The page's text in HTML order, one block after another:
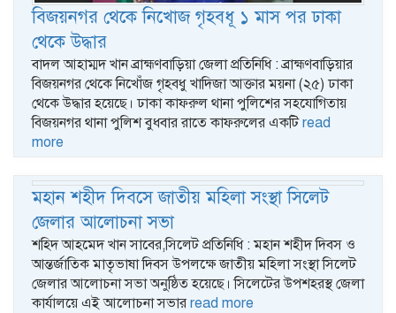
বিজয়নগর থেকে নিখোজ গৃহবধূ ১ মাস পর ঢাকা
থেকে উদ্ধার
বাদল আহাম্মদ খান ব্রাহ্মণবাড়িয়া জেলা প্রতিনিধি : ব্রাহ্মণবাড়িয়ার
বিজয়নগর থেকে নিখোঁজ গৃহবধু খাদিজা আক্তার ময়না (২৫) ঢাকা
থেকে উদ্ধার হয়েছে। ঢাকা কাফরুল থানা পুলিশের সহযোগিতায়
বিজয়নগর থানা পুলিশ বুধবার রাতে কাফরুলের একটিread
more
মহান শহীদ দিবসে জাতীয় মহিলা সংস্থা সিলেট
জেলার আলোচনা সভা
শহিদ আহমেদ খান সাবের,সিলেট প্রতিনিধি : মহান শহীদ দিবস ও
আন্তর্জাতিক মাতৃভাষা দিবস উপলক্ষে জাতীয় মহিলা সংস্থা সিলেট
জেলার আলোচনা সভা অনুষ্ঠিত হয়েছে। সিলেটের উপশহরস্থ জেলা
কার্যালয়ে এই আলোচনা সভার read more